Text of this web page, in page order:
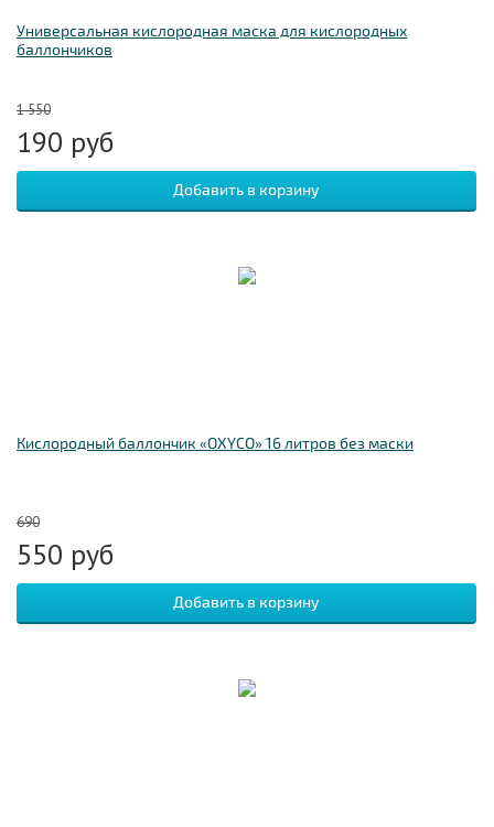
Универсальная кислородная маска для кислородных
баллончиков
1 550
190 руб
Кислородный баллончик «OXYCO» 16 литров без маски
690
550 руб